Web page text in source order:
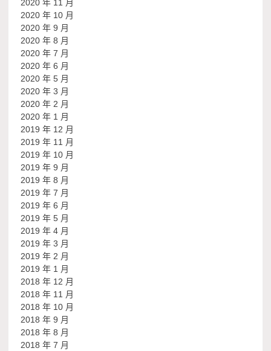
2020 年 11 月
2020 年 10 月
2020 年 9 月
2020 年 8 月
2020 年 7 月
2020 年 6 月
2020 年 5 月
2020 年 3 月
2020 年 2 月
2020 年 1 月
2019 年 12 月
2019 年 11 月
2019 年 10 月
2019 年 9 月
2019 年 8 月
2019 年 7 月
2019 年 6 月
2019 年 5 月
2019 年 4 月
2019 年 3 月
2019 年 2 月
2019 年 1 月
2018 年 12 月
2018 年 11 月
2018 年 10 月
2018 年 9 月
2018 年 8 月
2018 年 7 月